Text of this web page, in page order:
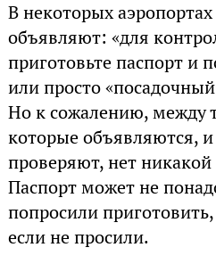
В некоторых
объявляют: «для
приготовьте паспорт и
или просто
Но к сожалению, между
которые объявляются,
проверяют, нет
Паспорт может не
попросили
если не просили.